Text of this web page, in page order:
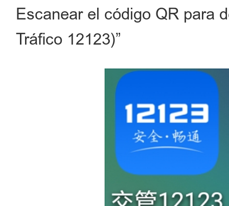
Escanear el código QR para
Tráfico 12123)”